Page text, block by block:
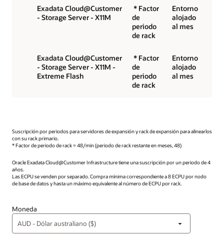
Exadata Cloud@Customer
- Storage Server - X11M
* Factor
de
periodo
de rack
Entorno
alojado
al mes
Exadata Cloud@Customer
- Storage Server - X11M -
Extreme Flash
* Factor
de
periodo
de rack
Entorno
alojado
al mes
Suscripción por periodos para servidores de expansión y rack de expansión para alinearlos
con su rack primario.
* Factor de periodo de rack = 48/min (periodo de rack restante en meses, 48)
Oracle Exadata Cloud@Customer Infrastructure tiene una suscripción por un periodo de 4
años.
Las ECPU se venden por separado. Compra mínima correspondiente a 8 ECPU por nodo
de base de datos y hasta un máximo equivalente al número de ECPU por rack.
Moneda